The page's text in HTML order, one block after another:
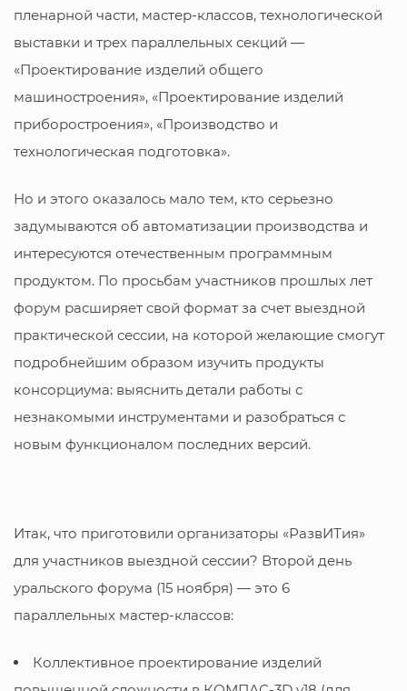
пленарной части, мастер-классов, технологической
выставки и трех параллельных секций —
«Проектирование изделий общего
машиностроения», «Проектирование изделий
приборостроения», «Производство и
технологическая подготовка».
Но и этого оказалось мало тем, кто серьезно
задумываются об автоматизации производства и
интересуются отечественным программным
продуктом. По просьбам участников прошлых лет
форум расширяет свой формат за счет выездной
практической сессии, на которой желающие смогут
подробнейшим образом изучить продукты
консорциума: выяснить детали работы с
незнакомыми инструментами и разобраться с
новым функционалом последних версий.
Итак, что приготовили организаторы «РазвИТия»
для участников выездной сессии? Второй день
уральского форума (15 ноября) — это 6
параллельных мастер-классов:
Коллективное проектирование изделий